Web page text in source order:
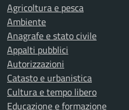
Agricoltura e pesca
Ambiente
Anagrafe e stato civile
Appalti pubblici
Autorizzazioni
Catasto e urbanistica
Cultura e tempo libero
Educazione e formazione